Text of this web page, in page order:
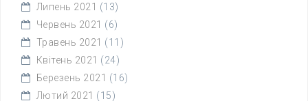
Липень 2021 (13)
Червень 2021 (6)
Травень 2021 (11)
Квітень 2021 (24)
Березень 2021 (16)
Лютий 2021 (15)